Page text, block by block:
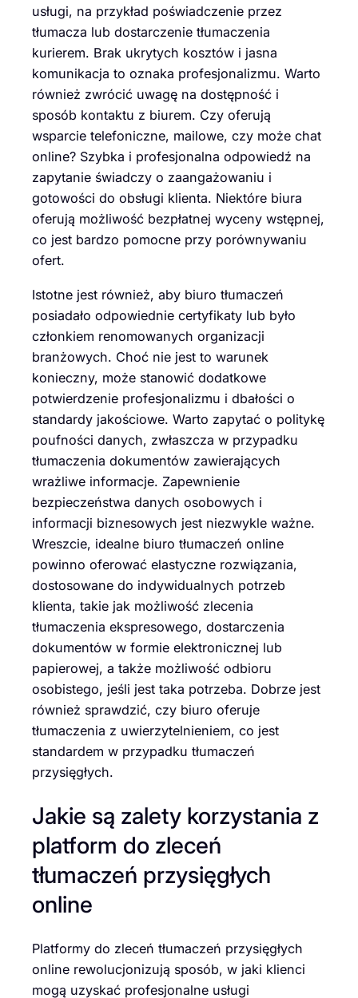
usługi, na przykład poświadczenie przez
tłumacza lub dostarczenie tłumaczenia
kurierem. Brak ukrytych kosztów i jasna
komunikacja to oznaka profesjonalizmu. Warto
również zwrócić uwagę na dostępność i
sposób kontaktu z biurem. Czy oferują
wsparcie telefoniczne, mailowe, czy może chat
online? Szybka i profesjonalna odpowiedź na
zapytanie świadczy o zaangażowaniu i
gotowości do obsługi klienta. Niektóre biura
oferują możliwość bezpłatnej wyceny wstępnej,
co jest bardzo pomocne przy porównywaniu
ofert.
Istotne jest również, aby biuro tłumaczeń
posiadało odpowiednie certyfikaty lub było
członkiem renomowanych organizacji
branżowych. Choć nie jest to warunek
konieczny, może stanowić dodatkowe
potwierdzenie profesjonalizmu i dbałości o
standardy jakościowe. Warto zapytać o politykę
poufności danych, zwłaszcza w przypadku
tłumaczenia dokumentów zawierających
wrażliwe informacje. Zapewnienie
bezpieczeństwa danych osobowych i
informacji biznesowych jest niezwykle ważne.
Wreszcie, idealne biuro tłumaczeń online
powinno oferować elastyczne rozwiązania,
dostosowane do indywidualnych potrzeb
klienta, takie jak możliwość zlecenia
tłumaczenia ekspresowego, dostarczenia
dokumentów w formie elektronicznej lub
papierowej, a także możliwość odbioru
osobistego, jeśli jest taka potrzeba. Dobrze jest
również sprawdzić, czy biuro oferuje
tłumaczenia z uwierzytelnieniem, co jest
standardem w przypadku tłumaczeń
przysięgłych.
Jakie są zalety korzystania z
platform do zleceń
tłumaczeń przysięgłych
online
Platformy do zleceń tłumaczeń przysięgłych
online rewolucjonizują sposób, w jaki klienci
mogą uzyskać profesjonalne usługi